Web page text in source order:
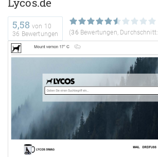
5,58 von 10
36 Bewertungen
(36 Bewertungen, Durchschnitt: